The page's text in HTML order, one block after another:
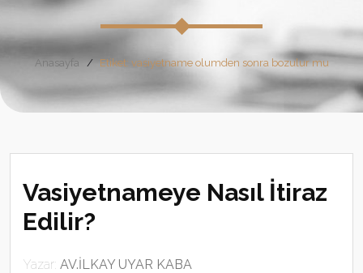
Anasayfa Etiket: vasiyetname olumden sonra bozulur mu
Vasiyetnameye Nasıl İtiraz
Edilir?
Yazar: AV.İLKAY UYAR KABA